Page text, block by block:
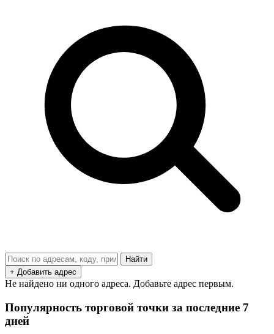
Найти
+ Добавить адрес
Не найдено ни одного адреса. Добавьте адрес первым.
Популярность торговой точки за последние 7
дней